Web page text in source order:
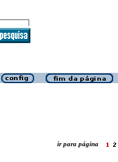
ir para página